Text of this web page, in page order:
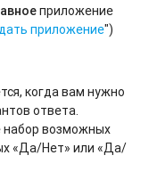
приложение
приложение")
когда вам нужно
ответа.
набор возможных
«Да/Нет» или «Да/